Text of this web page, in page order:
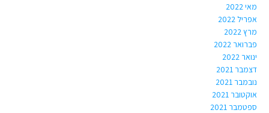
מאי 2022
אפריל 2022
מרץ 2022
פברואר 2022
ינואר 2022
דצמבר 2021
נובמבר 2021
אוקטובר 2021
ספטמבר 2021